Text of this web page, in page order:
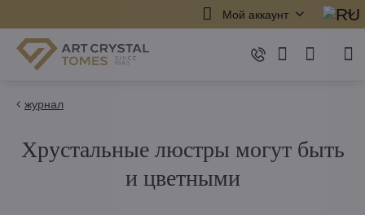
Мой аккаунт
журнал
Хрустальные люстры могут быть
и цветными